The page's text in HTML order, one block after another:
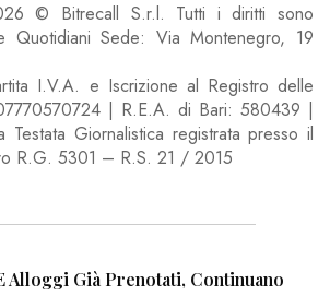
© Bitrecall S.r.l. Tutti i diritti sono
Quotidiani Sede: Via Montenegro, 19
I.V.A. e Iscrizione al Registro delle
| R.E.A. di Bari: 580439 |
Testata Giornalistica registrata presso il
R.G. 5301 – R.S. 21 / 2015
Alloggi Già Prenotati, Continuano